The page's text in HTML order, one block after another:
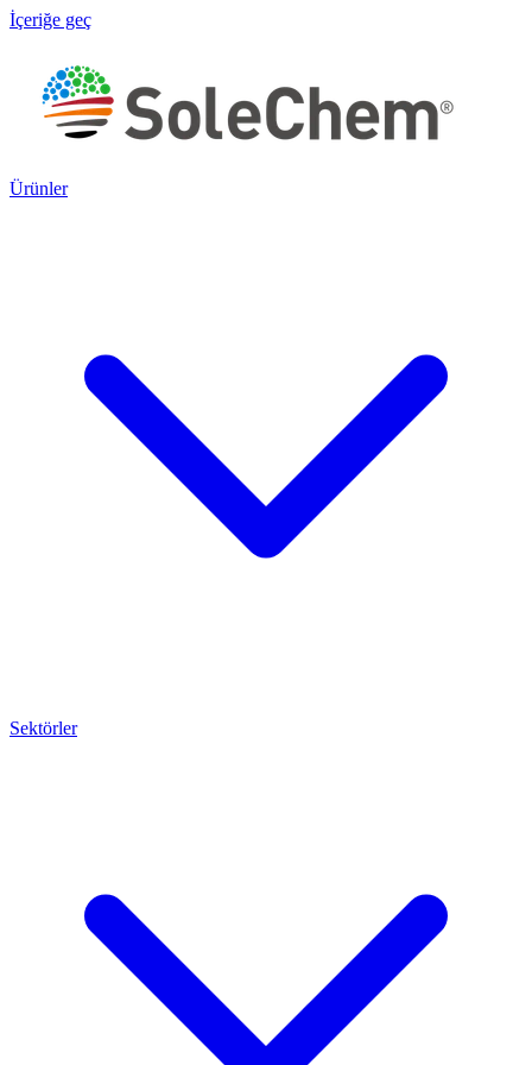
İçeriğe geç
Ürünler
Sektörler